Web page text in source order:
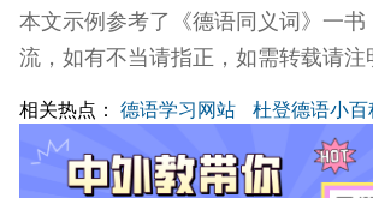
本文示例参考了《德语同义词》一
流，如有不当请指正，如需转载请注
相关热点： 德语学习网站 杜登德语小百